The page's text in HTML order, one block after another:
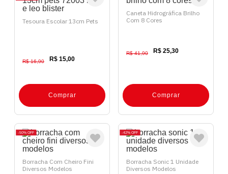
Tesoura Escolar 13cm Pets
R$ 16,90 R$ 15,00
Comprar
Caneta Hidrográfica Brilho
Com 8 Cores
R$ 41,90 R$ 25,30
Comprar
50% OFF
Borracha Com Cheiro Fini
Diversos Modelos
42% OFF
Borracha Sonic 1 Unidade
Diversos Modelos